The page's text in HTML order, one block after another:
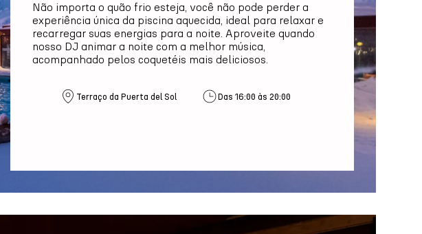
Não importa o quão frio esteja, você não pode perder a
experiência única da piscina aquecida, ideal para relaxar e
recarregar suas energias para a noite. Aproveite quando
nosso DJ animar a noite com a melhor música,
acompanhado pelos coquetéis mais deliciosos.
Terraço da Puerta del Sol Das 16:00 às 20:00